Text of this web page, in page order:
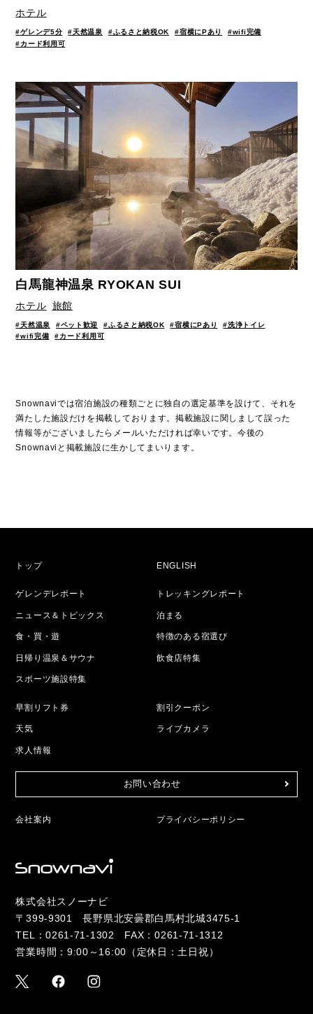
ホテル
#ゲレンデ5分 #天然温泉 #ふるさと納税OK #宿横にPあり
#wifi完備
#カード利用可
白馬龍神温泉 RYOKAN SUI
ホテル 旅館
#天然温泉 #ペット歓迎 #ふるさと納税OK #宿横にPあり
#洗浄トイレ
#wifi完備
#カード利用可
Snownaviでは宿泊施設の種類ごとに独自の選定基準を設けて、それを
満たした施設だけを掲載しております。掲載施設に関しまして誤った
情報等がございましたらメールいただければ幸いです。今後の
Snownaviと掲載施設に生かしてまいります。
トップ ENGLISH
ゲレンデレポート トレッキングレポート
ニュース＆トピックス 泊まる
食・買・遊 特徴のある宿選び
日帰り温泉＆サウナ 飲食店特集
スポーツ施設特集
早割リフト券 割引クーポン
天気 ライブカメラ
求人情報
お問い合わせ
会社案内 プライバシーポリシー
株式会社スノーナビ
〒399-9301 長野県北安曇郡白馬村北城3475-1
TEL：0261-71-1302
FAX：0261-71-1312
営業時間：9:00～16:00（定休日：土日祝）